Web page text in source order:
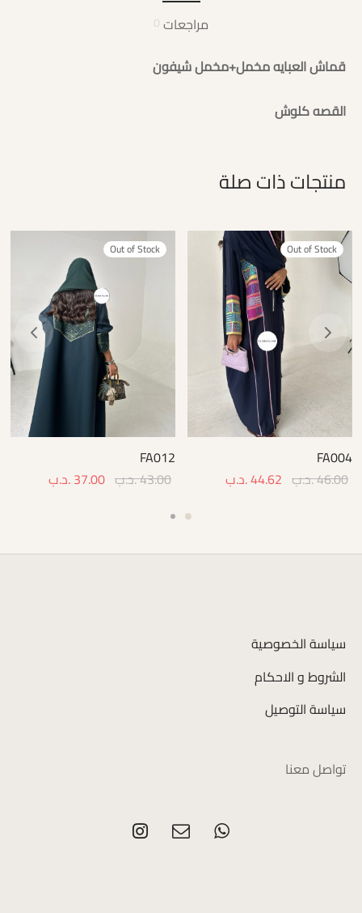
مراجعات0
قماش العبايه مخمل+مخمل شيفون
القصه كلوش
منتجات ذات صلة
Out of Stock
FA004
46.00.د.ب 44.62.د.ب
Out of Stock
FA012
43.00.د.ب 37.00.د.ب
سياسة الخصوصية
الشروط و الاحكام
سياسة التوصيل
تواصل معنا